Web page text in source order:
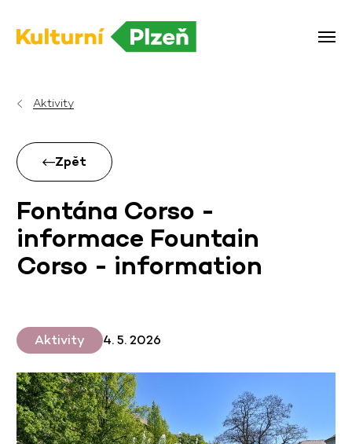
Aktivity
Zpět
Fontána Corso -
informace Fountain
Corso - information
Aktivity 4. 5. 2026